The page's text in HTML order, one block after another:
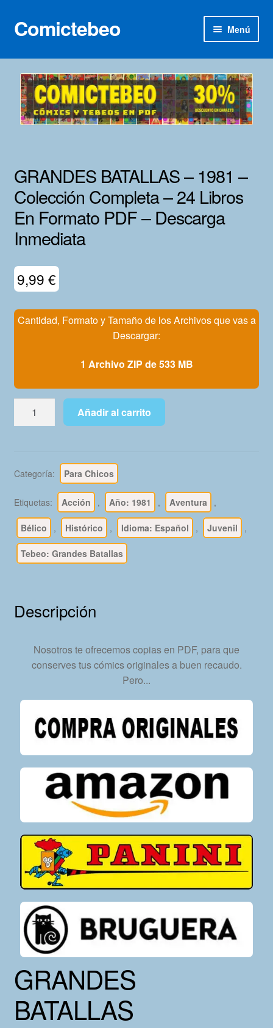
Ir
a
Ir
al
Comictebeo Menú
Inicio
Categorías
Franco-Belga
Lotes 100
Adultos
Mi Cuenta
GRANDES BATALLAS – 1981 –
Colección Completa – 24 Libros
En Formato PDF – Descarga
Inmediata
9,99 €
Cantidad, Formato y Tamaño de los Archivos que vas a
Descargar:
1 Archivo ZIP de 533 MB
BATALLAS
Colección
Completa
24
Libros
En
-
Descarga
cantidad
Añadir al carrito
Categoría: Para Chicos
Etiquetas: Acción , Año: 1981 , Aventura ,
Bélico , Histórico , Idioma: Español , Juvenil ,
Tebeo: Grandes Batallas
Descripción
Nosotros te ofrecemos copias en PDF, para que
conserves tus cómics originales a buen recaudo.
Pero...
GRANDES
BATALLAS